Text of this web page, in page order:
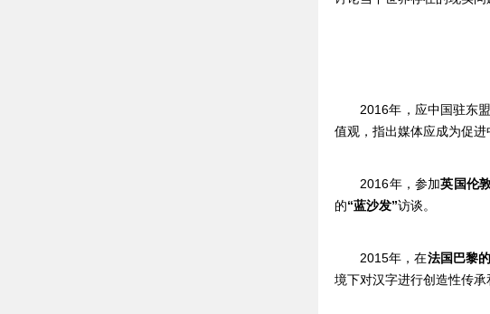
2016年，应中国驻东
值观，指出媒体应成为促
2016年，参加英国伦
的“蓝沙发”访谈。
2015年，在法国巴黎
境下对汉字进行创造性传